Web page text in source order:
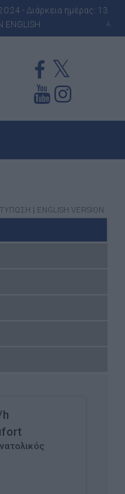
- Διάρκεια ημέρας: 13
ENGLISH A
| ENGLISH VERSION